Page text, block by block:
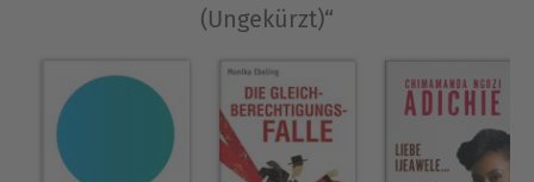
Feminismus der Stärke und weibliche Solidarität,
Ausblenden
(Ungekürzt)“